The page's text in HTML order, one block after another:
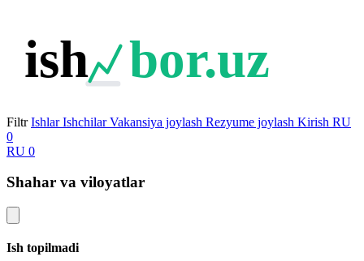
ish bor.uz
Filtr Ishlar Ishchilar Vakansiya joylash Rezyume joylash Kirish RU
0
RU 0
Shahar va viloyatlar
Ish topilmadi